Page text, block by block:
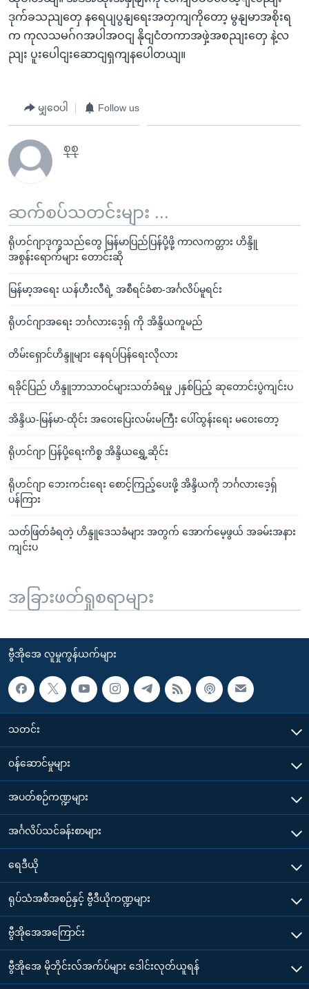
ဒုက်ခသညျတှေ နရေပျပွနျရေးအတှကျကိုတော့ မွနျမာအစိုးရ
က ကုလသမဂ်ဂအပါအဝငျ နိုငျငံတကာအဖှဲ့အစညျးတှေ နဲ့လ
ညျး ပူးပေါငျးဆောငျရှကျနပေါတယျ။
မျှဝေပါ Follow us
စုစု
ဆက်စပ်သတင်းများ ...
ရိုဟင်ဂျာဒုက္ခသည်တွေ မြန်မာပြည်ပြန်ပို့ဖို့ ကာလကတ္တား ဟိန္ဒိူ
အစွန်းရောက်များ တောင်းဆို
မြန်မာ့အရေး ယန်ဟီးလီရဲ့ အစီရင်ခံစာ-အင်္ဂလိပ်မူရင်း
ရိုဟင်ဂျာအရေး ဘင်္ဂလားဒေ့ရှ် ကို အိန္ဒိယကူမည်
တိမ်းရှောင်ဟိန္ဒူများ နေရပ်ပြန်ရေးလိုလား
ရခိုင်ပြည် ဟိန္ဒူဘာသာဝင်များသတ်ခံရမှု ၂နှစ်ပြည့် ဆုတောင်းပွဲကျင်းပ
အိန္ဒိယ-မြန်မာ-ထိုင်း အဝေးပြေးလမ်းမကြီး ပေါ်ထွန်းရေး မဝေးတော့
ရိုဟင်ဂျာ ပြန်ပို့ရေးကိစ္စ အိန္ဒိယရွှေ့ဆိုင်း
ရိုဟင်ဂျာ ဘေးကင်းရေး စောင့်ကြည့်ပေးဖို့ အိန္ဒိယကို ဘင်္ဂလားဒေ့ရှ်
ပန်ကြား
သတ်ဖြတ်ခံရတဲ့ ဟိန္ဒူဒေသခံများ အတွက် အောက်မေ့ဖွယ် အခမ်းအနား
ကျင်းပ
အခြားဖတ်ရှုစရာများ
ဗွီအိုအေ လူမှုကွန်ယက်များ
သတင်း
၀န်ဆောင်မှုများ
အပတ်စဉ်ကဏ္ဍများ
အင်္ဂလိပ်သင်ခန်းစာများ
ရေဒီယို
ရုပ်သံအစီအစဉ်နှင့် ဗွီဒီယိုကဏ္ဍများ
ဗွီအိုအေအကြောင်း
ဗွီအိုအေ မိုဘိုင်းလ်အက်ပ်များ ဒေါင်းလုတ်ယူရန်